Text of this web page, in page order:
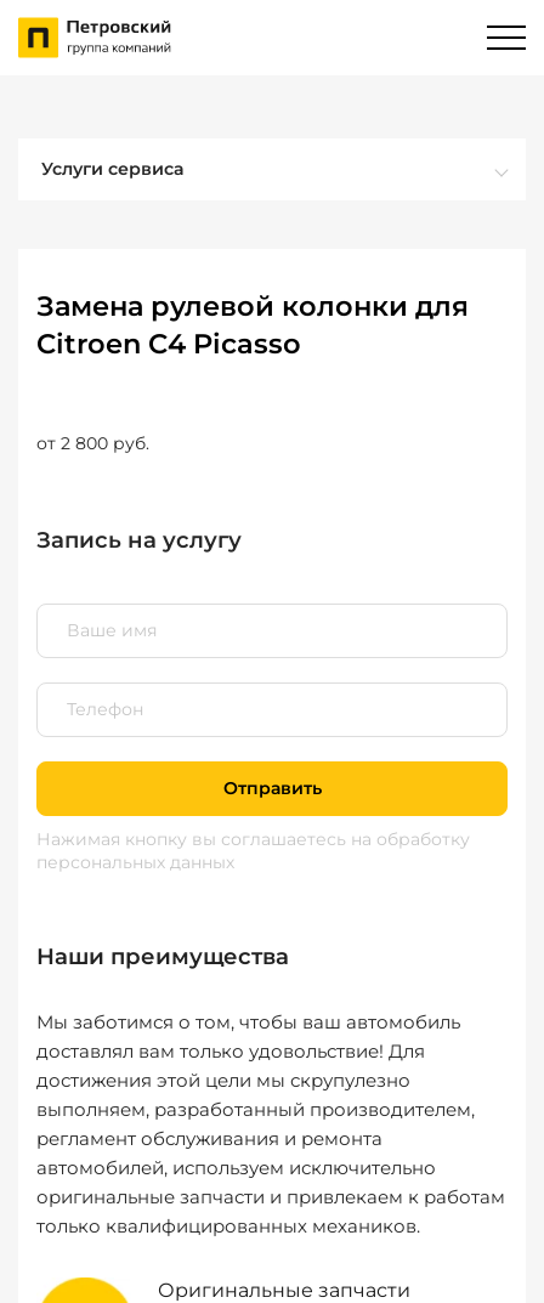
Услуги сервиса
Замена рулевой колонки для
Citroen C4 Picasso
от 2 800 руб.
Запись на услугу
Отправить
Нажимая кнопку вы соглашаетесь на обработку
персональных данных
Наши преимущества
Мы заботимся о том, чтобы ваш автомобиль
доставлял вам только удовольствие! Для
достижения этой цели мы скрупулезно
выполняем, разработанный производителем,
регламент обслуживания и ремонта
автомобилей, используем исключительно
оригинальные запчасти и привлекаем к работам
только квалифицированных механиков.
Оригинальные запчасти